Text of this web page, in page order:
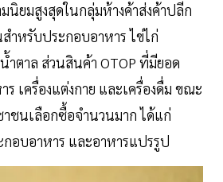
นิยมสูงสุดในกลุ่มห้างค้าส่งค้าปลีก
ำหรับประกอบอาหาร ไข่ไก่
ตาล ส่วนสินค้า OTOP ที่มียอด
เครื่องแต่งกาย และเครื่องดื่ม ขณะ
ชนเลือกซื้อจำนวนมาก ได้แก่
อบอาหาร และอาหารแปรรูป